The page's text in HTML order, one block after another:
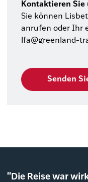
Kontaktieren Sie
Sie können
anrufen oder Ihr
lfa@greenland-
Senden
"Die Reise war